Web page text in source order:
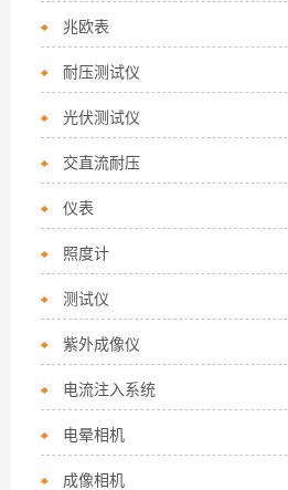
兆欧表
耐压测试仪
光伏测试仪
交直流耐压
仪表
照度计
测试仪
紫外成像仪
电流注入系统
电晕相机
成像相机